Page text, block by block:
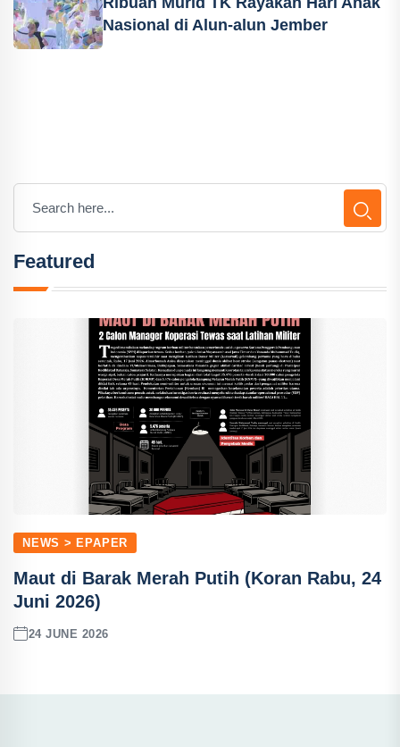
Nasional di Alun-alun Jember
Featured
NEWS > EPAPER
Maut di Barak Merah Putih (Koran Rabu, 24
Juni 2026)
24 JUNE 2026